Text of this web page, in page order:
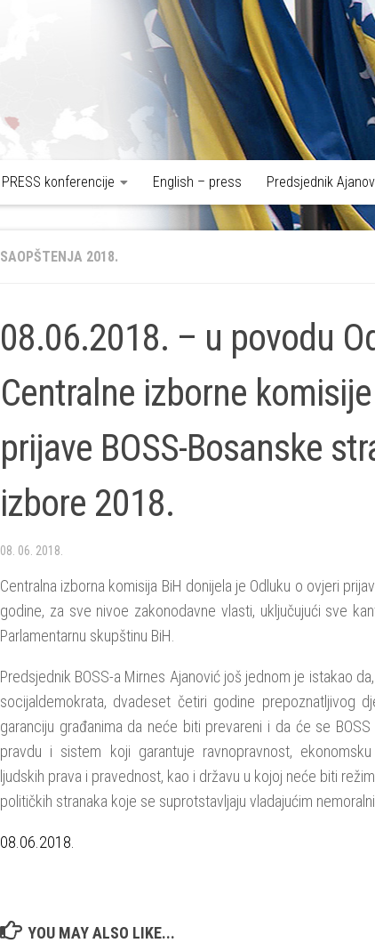
PRESS konferencije English – press Predsjednik
SAOPŠTENJA 2018.
08.06.2018. – u povodu
Centralne izborne
prijave BOSS-Bosanske
izbore 2018.
08. 06. 2018.
Centralna izborna komisija BiH donijela je Odluku o ovjeri
godine, za sve nivoe zakonodavne vlasti, uključujući sve
Parlamentarnu skupštinu BiH.
Predsjednik BOSS-a Mirnes Ajanović još jednom je istakao
socijaldemokrata, dvadeset četiri godine prepoznatljivog
garanciju građanima da neće biti prevareni i da će se
pravdu i sistem koji garantuje ravnopravnost,
ljudskih prava i pravednost, kao i državu u kojoj neće biti
političkih stranaka koje se suprotstavljaju vladajućim
08.06.2018.
YOU MAY ALSO LIKE...